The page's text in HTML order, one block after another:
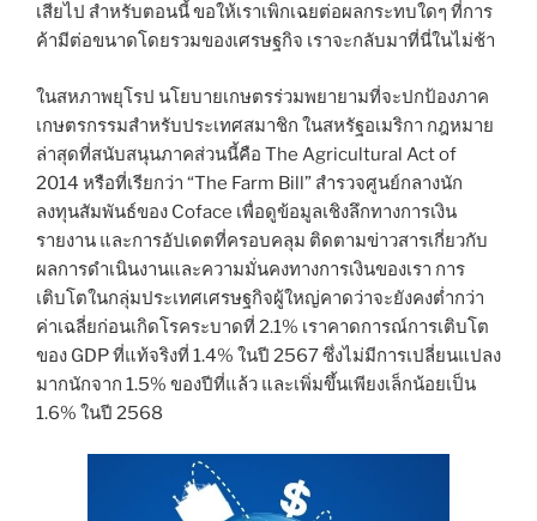
เสียไป สำหรับตอนนี้ ขอให้เราเพิกเฉยต่อผลกระทบใดๆ ที่การ
ค้ามีต่อขนาดโดยรวมของเศรษฐกิจ เราจะกลับมาที่นี่ในไม่ช้า
ในสหภาพยุโรป นโยบายเกษตรร่วมพยายามที่จะปกป้องภาค
เกษตรกรรมสำหรับประเทศสมาชิก ในสหรัฐอเมริกา กฎหมาย
ล่าสุดที่สนับสนุนภาคส่วนนี้คือ The Agricultural Act of
2014 หรือที่เรียกว่า “The Farm Bill” สำรวจศูนย์กลางนัก
ลงทุนสัมพันธ์ของ Coface เพื่อดูข้อมูลเชิงลึกทางการเงิน
รายงาน และการอัปเดตที่ครอบคลุม ติดตามข่าวสารเกี่ยวกับ
ผลการดำเนินงานและความมั่นคงทางการเงินของเรา การ
เติบโตในกลุ่มประเทศเศรษฐกิจผู้ใหญ่คาดว่าจะยังคงต่ำกว่า
ค่าเฉลี่ยก่อนเกิดโรคระบาดที่ 2.1% เราคาดการณ์การเติบโต
ของ GDP ที่แท้จริงที่ 1.4% ในปี 2567 ซึ่งไม่มีการเปลี่ยนแปลง
มากนักจาก 1.5% ของปีที่แล้ว และเพิ่มขึ้นเพียงเล็กน้อยเป็น
1.6% ในปี 2568